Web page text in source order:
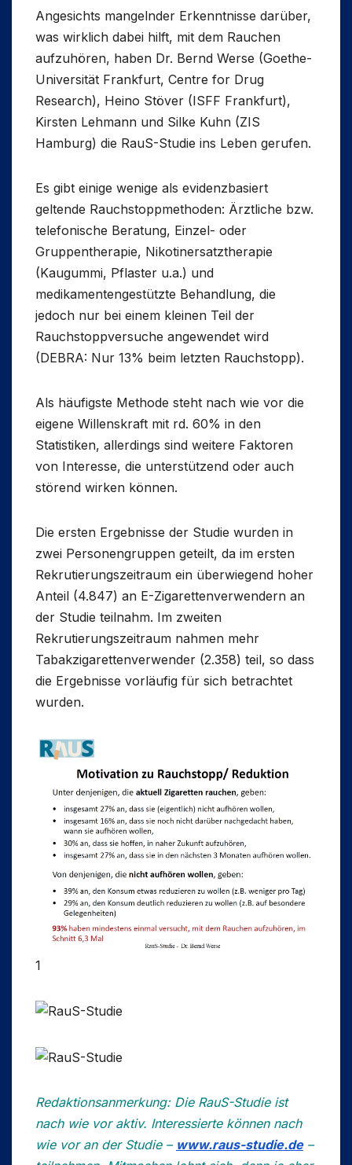
Angesichts mangelnder Erkenntnisse darüber,
was wirklich dabei hilft, mit dem Rauchen
aufzuhören, haben Dr. Bernd Werse (Goethe-
Universität Frankfurt, Centre for Drug
Research), Heino Stöver (ISFF Frankfurt),
Kirsten Lehmann und Silke Kuhn (ZIS
Hamburg) die RauS-Studie ins Leben gerufen.
Es gibt einige wenige als evidenzbasiert
geltende Rauchstoppmethoden: Ärztliche bzw.
telefonische Beratung, Einzel- oder
Gruppentherapie, Nikotinersatztherapie
(Kaugummi, Pflaster u.a.) und
medikamentengestützte Behandlung, die
jedoch nur bei einem kleinen Teil der
Rauchstoppversuche angewendet wird
(DEBRA: Nur 13% beim letzten Rauchstopp).
Als häufigste Methode steht nach wie vor die
eigene Willenskraft mit rd. 60% in den
Statistiken, allerdings sind weitere Faktoren
von Interesse, die unterstützend oder auch
störend wirken können.
Die ersten Ergebnisse der Studie wurden in
zwei Personengruppen geteilt, da im ersten
Rekrutierungszeitraum ein überwiegend hoher
Anteil (4.847) an E-Zigarettenverwendern an
der Studie teilnahm. Im zweiten
Rekrutierungszeitraum nahmen mehr
Tabakzigarettenverwender (2.358) teil, so dass
die Ergebnisse vorläufig für sich betrachtet
wurden.
1
Redaktionsanmerkung: Die RauS-Studie ist
nach wie vor aktiv. Interessierte können nach
wie vor an der Studie – www.raus-studie.de–